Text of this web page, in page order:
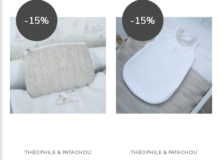
-15%
THÉOPHILE & PATACHOU
-15%
THÉOPHILE & PATACHOU